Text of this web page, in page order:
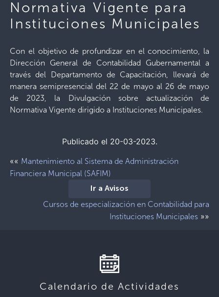
Normativa Vigente para
Instituciones Municipales
Con el objetivo de profundizar en el conocimiento, la
Dirección General de Contabilidad Gubernamental a
través del Departamento de Capacitación, llevará de
manera semipresencial del 22 de mayo al 26 de mayo
de 2023, la Divulgación sobre actualización de
Normativa Vigente dirigido a Instituciones Municipales.
Publicado el 20-03-2023.
«« Mantenimiento al Sistema de Administración
Financiera Municipal (SAFIM)
Ir a Avisos
Cursos de especialización en Contabilidad para
Instituciones Municipales »»
Calendario de Actividades